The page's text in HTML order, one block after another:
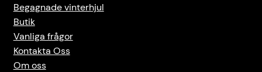
Begagnade vinterhjul
Butik
Vanliga frågor
Kontakta Oss
Om oss